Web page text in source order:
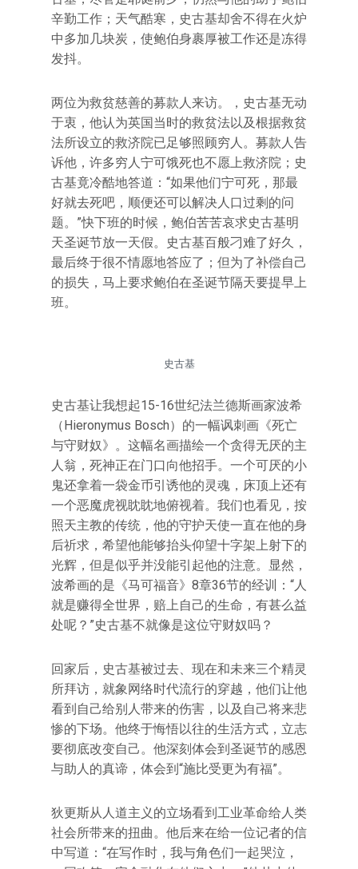
辛勤工作；天气酷寒，史古基却舍不得在火炉
中多加几块炭，使鲍伯身裹厚被工作还是冻得
发抖。
两位为救贫慈善的募款人来访。，史古基无动
于衷，他认为英国当时的救贫法以及根据救贫
法所设立的救济院已足够照顾穷人。募款人告
诉他，许多穷人宁可饿死也不愿上救济院；史
古基竟冷酷地答道：“如果他们宁可死，那最
好就去死吧，顺便还可以解决人口过剩的问
题。”快下班的时候，鲍伯苦苦哀求史古基明
天圣诞节放一天假。史古基百般刁难了好久，
最后终于很不情愿地答应了；但为了补偿自己
的损失，马上要求鲍伯在圣诞节隔天要提早上
班。
史古基
史古基让我想起15-16世纪法兰德斯画家波希
（Hieronymus Bosch）的一幅讽刺画《死亡
与守财奴》。这幅名画描绘一个贪得无厌的主
人翁，死神正在门口向他招手。一个可厌的小
鬼还拿着一袋金币引诱他的灵魂，床顶上还有
一个恶魔虎视眈眈地俯视着。我们也看见，按
照天主教的传统，他的守护天使一直在他的身
后祈求，希望他能够抬头仰望十字架上射下的
光辉，但是似乎并没能引起他的注意。显然，
波希画的是《马可福音》8章36节的经训：“人
就是赚得全世界，赔上自己的生命，有甚么益
处呢？”史古基不就像是这位守财奴吗？
回家后，史古基被过去、现在和未来三个精灵
所拜访，就象网络时代流行的穿越，他们让他
看到自己给别人带来的伤害，以及自己将来悲
惨的下场。他终于悔悟以往的生活方式，立志
要彻底改变自己。他深刻体会到圣诞节的感恩
与助人的真谛，体会到“施比受更为有福”。
狄更斯从人道主义的立场看到工业革命给人类
社会所带来的扭曲。他后来在给一位记者的信
中写道：“在写作时，我与角色们一起哭泣，